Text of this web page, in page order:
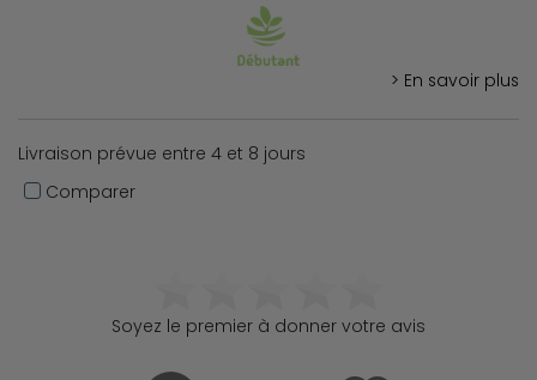
> En savoir plus
Livraison prévue entre 4 et 8 jours
Comparer
Soyez le premier à donner votre avis